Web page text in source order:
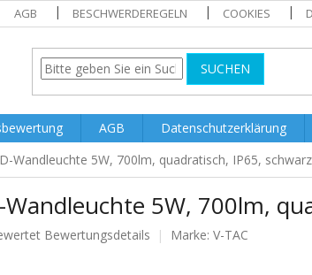
AGB BESCHWERDEREGELN COOKIES
SUCHEN
AGB Datenschutzerklärung
Wandleuchte 5W, 700lm, quadratisch, IP65, schwarz
Wandleuchte 5W, 700lm,
Bewertungsdetails Marke: V-TAC